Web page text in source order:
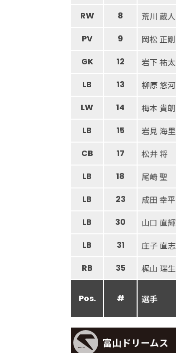
RW
8 荒川 蔵人
PV
9 岡松 正剛
GK
12 岩下 祐太
LB
13 柳原 悠河
LW
14 梅本 貴朗
LB
15 岩見 海里
CB
17 松井 将
LB
18 尾崎 聖
LB
23 成田 幸平
LB
30 山口 直輝
LB
31 庄子 直志
RB
35 梶山 瑞生
Pos. # 選手
富山ドリームス